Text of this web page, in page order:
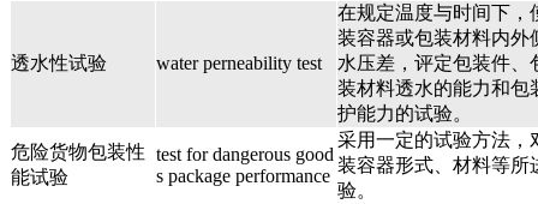
透水性试验 water perneability test
在规定温度与时间下，
装容器或包装材料内外
水压差，评定包装件、
装材料透水的能力和包
护能力的试验。
危险货物包装性
能试验
test for dangerous good
s package performance
采用一定的试验方法，
装容器形式、材料等所
验。